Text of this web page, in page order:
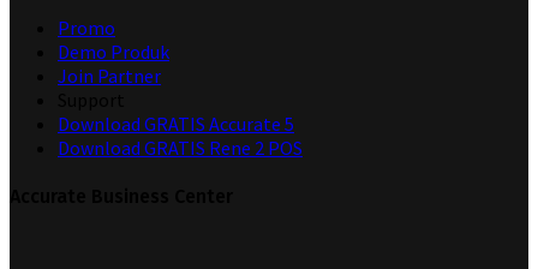
Promo
Demo Produk
Join Partner
Download GRATIS Accurate 5
Download GRATIS Rene 2 POS